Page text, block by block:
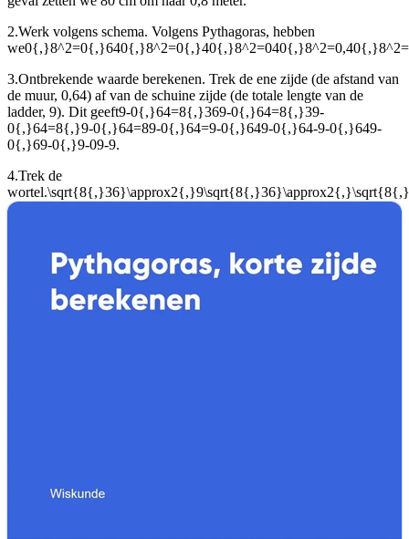
2.Werk volgens schema. Volgens Pythagoras, hebben
we
3.Ontbrekende waarde berekenen. Trek de ene zijde (de afstand van
de muur, 0,64) af van de schuine zijde (de totale lengte van de
ladder, 9). Dit geeft9-0{,}64=8{,}369-0{,}64=8{,}39-
0{,}64=8{,}9-0{,}64=89-0{,}64=9-0{,}649-0{,}64-9-0{,}649-
0{,}69-0{,}9-09-9.
4.Trek de
wortel.